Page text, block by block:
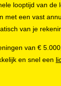
looptijd van de
met een vast
van je
van €
en snel een